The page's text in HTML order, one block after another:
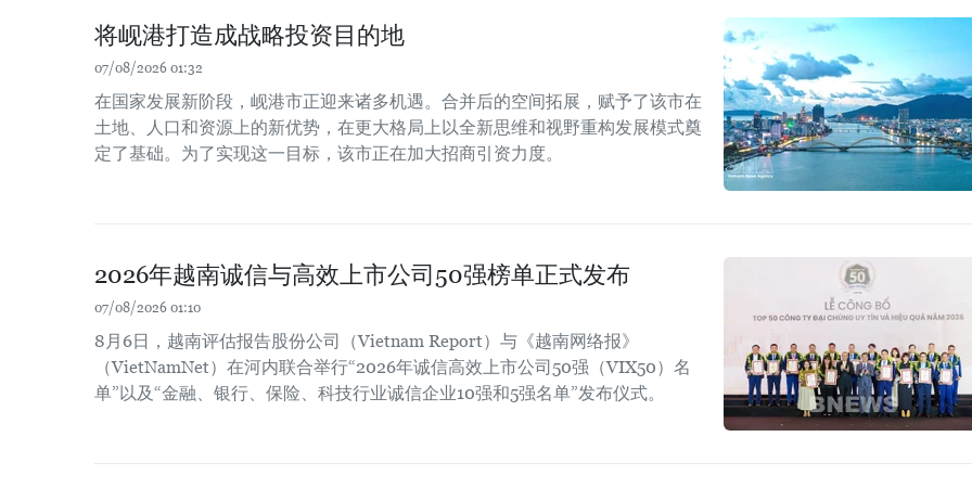
将岘港打造成战略投资目的地
07/08/2026 01:32
在国家发展新阶段，岘港市正迎来诸多机遇。合并后的空间拓展，赋予了该市在
土地、人口和资源上的新优势，在更大格局上以全新思维和视野重构发展模式奠
定了基础。为了实现这一目标，该市正在加大招商引资力度。
2026年越南诚信与高效上市公司50强榜单正式发布
07/08/2026 01:10
8月6日，越南评估报告股份公司（Vietnam Report）与《越南网络报》
（VietNamNet）在河内联合举行“2026年诚信高效上市公司50强（VIX50）名
单”以及“金融、银行、保险、科技行业诚信企业10强和5强名单”发布仪式。